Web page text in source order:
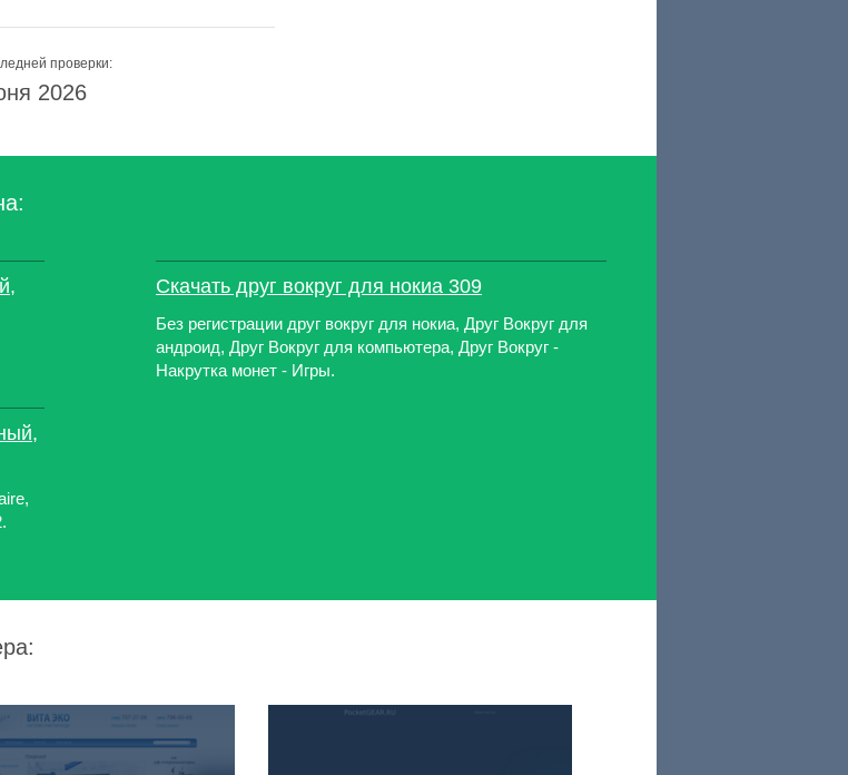
проверки:
2026
Скачать друг вокруг для нокиа 309
Без регистрации друг вокруг для нокиа, Друг Вокруг для
андроид, Друг Вокруг для компьютера, Друг Вокруг -
Накрутка монет - Игры.